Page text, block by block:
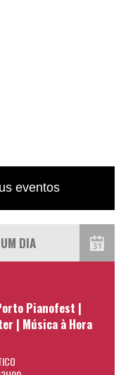
eventos
Pianofest |
| Música à Hora